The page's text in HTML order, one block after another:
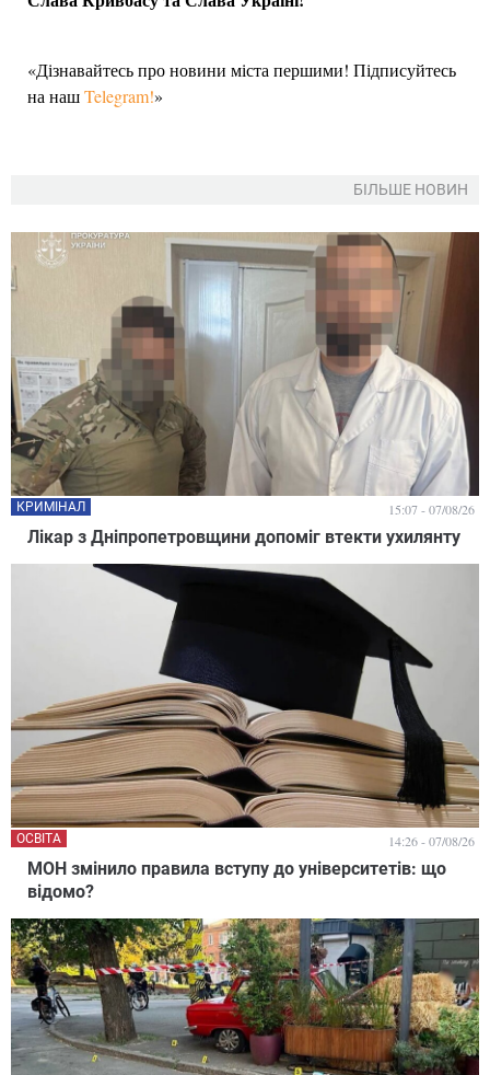
«Дізнавайтесь про новини міста першими! Підписуйтесь
на нашTelegram!»
БІЛЬШЕ НОВИН
Лікар з Дніпропетровщини допоміг втекти ухилянту
КРИМІНАЛ 15:07 - 07/08/26
МОН змінило правила вступу до університетів: що
відомо?
ОСВІТА 14:26 - 07/08/26